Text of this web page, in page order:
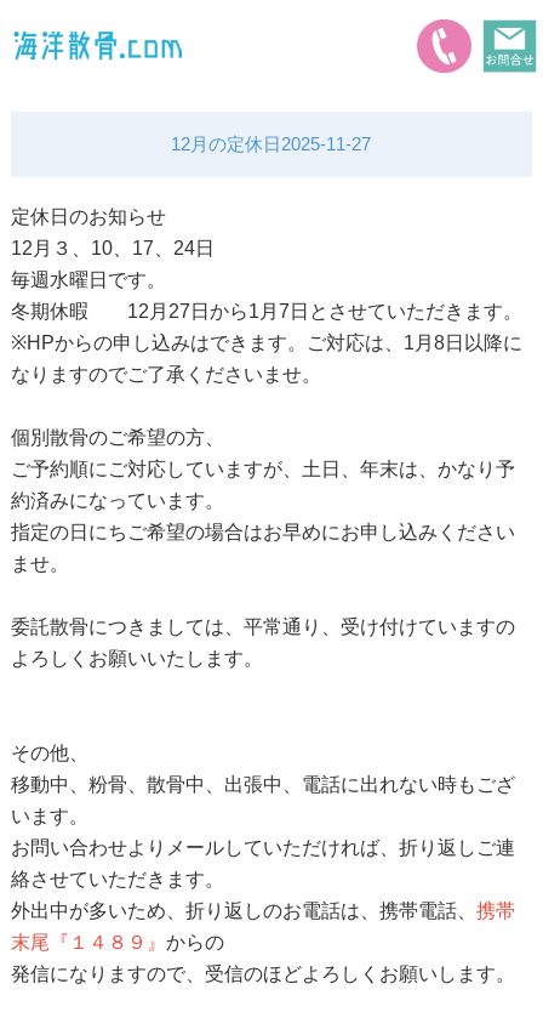
＜＜ インフォメーションの一覧へ戻る
12月の定休日2025-11-27
定休日のお知らせ
12月３、10、17、24日
毎週水曜日です。
冬期休暇 12月27日から1月7日とさせていただきます。
※HPからの申し込みはできます。ご対応は、1月8日以降に
なりますのでご了承くださいませ。
個別散骨のご希望の方、
ご予約順にご対応していますが、土日、年末は、かなり予
約済みになっています。
指定の日にちご希望の場合はお早めにお申し込みください
ませ。
委託散骨につきましては、平常通り、受け付けていますの
よろしくお願いいたします。
その他、
移動中、粉骨、散骨中、出張中、電話に出れない時もござ
います。
お問い合わせよりメールしていただければ、折り返しご連
絡させていただきます。
外出中が多いため、折り返しのお電話は、携帯電話、 携帯
末尾『１４８９』 からの
発信になりますので、受信のほどよろしくお願いします。